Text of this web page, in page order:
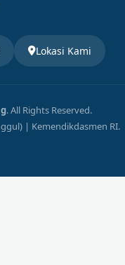
Lokasi Kami
. All Rights Reserved.
| Kemendikdasmen RI.